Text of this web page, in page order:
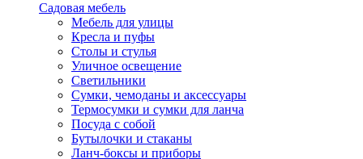
Садовая мебель
Мебель для улицы
Кресла и пуфы
Столы и стулья
Уличное освещение
Светильники
Сумки, чемоданы и аксессуары
Термосумки и сумки для ланча
Посуда с собой
Бутылочки и стаканы
Ланч-боксы и приборы